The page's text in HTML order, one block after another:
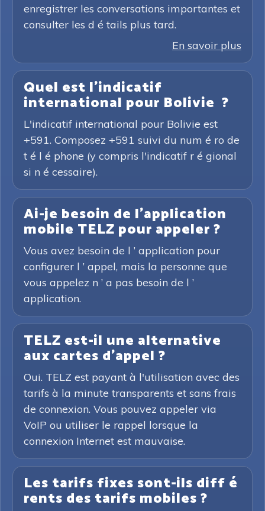
enregistrer les conversations importantes et
consulter les d é tails plus tard.
En savoir plus
Quel est l'indicatif
international pour Bolivie ?
L'indicatif international pour Bolivie est
+591. Composez +591 suivi du num é ro de
t é l é phone (y compris l'indicatif r é gional
si n é cessaire).
Ai-je besoin de l'application
mobile TELZ pour appeler ?
Vous avez besoin de l ’ application pour
configurer l ’ appel, mais la personne que
vous appelez n ’ a pas besoin de l ’
application.
TELZ est-il une alternative
aux cartes d'appel ?
Oui. TELZ est payant à l'utilisation avec des
tarifs à la minute transparents et sans frais
de connexion. Vous pouvez appeler via
VoIP ou utiliser le rappel lorsque la
connexion Internet est mauvaise.
Les tarifs fixes sont-ils diff é
rents des tarifs mobiles ?